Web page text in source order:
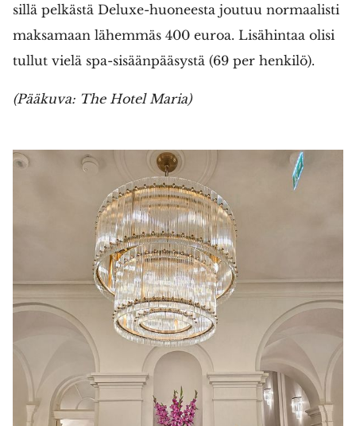
sillä pelkästä Deluxe-huoneesta joutuu normaalisti
maksamaan lähemmäs 400 euroa. Lisähintaa olisi
tullut vielä spa-sisäänpääsystä (69 per henkilö).
(Pääkuva: The Hotel Maria)